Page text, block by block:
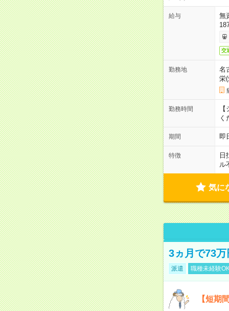
給与
無
交
勤務地
名
栄
勤務時間
く
期間 即
特徴
日
ル
気に
3ヵ月で73
派遣 職種未経験
【短期